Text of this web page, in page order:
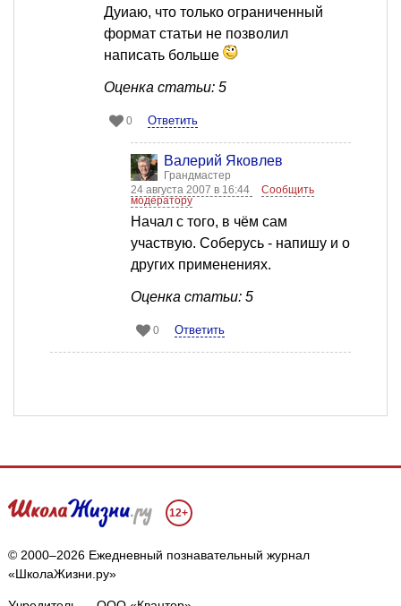
Дуиаю, что только ограниченный
формат статьи не позволил
написать больше
Оценка статьи: 5
0 Ответить
Валерий Яковлев
Грандмастер
24 августа 2007 в 16:44
Сообщить
модератору
Начал с того, в чём сам
участвую. Соберусь - напишу и о
других применениях.
Оценка статьи: 5
0 Ответить
12+
© 2000–2026 Ежедневный познавательный журнал
«ШколаЖизни.ру»